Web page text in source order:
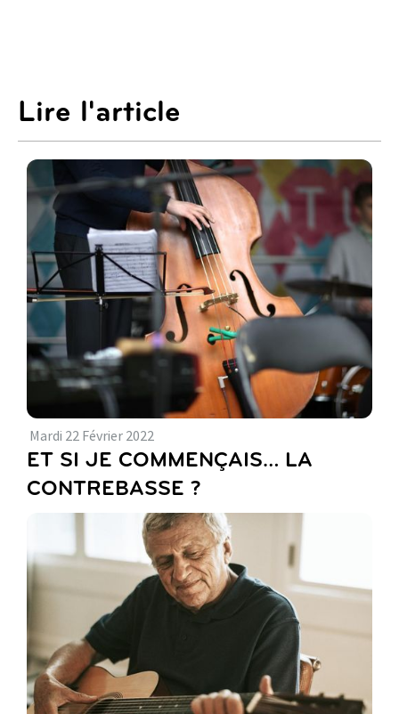
Lire l'article
Mardi 22 Février 2022
ET SI JE COMMENÇAIS… LA
CONTREBASSE ?